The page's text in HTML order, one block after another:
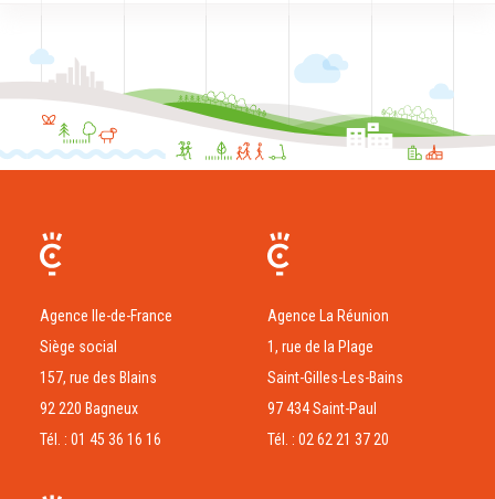
Agence Ile-de-France
Siège social
157, rue des Blains
92 220 Bagneux
Tél. : 01 45 36 16 16
Agence La Réunion
1, rue de la Plage
Saint-Gilles-Les-Bains
97 434 Saint-Paul
Tél. : 02 62 21 37 20